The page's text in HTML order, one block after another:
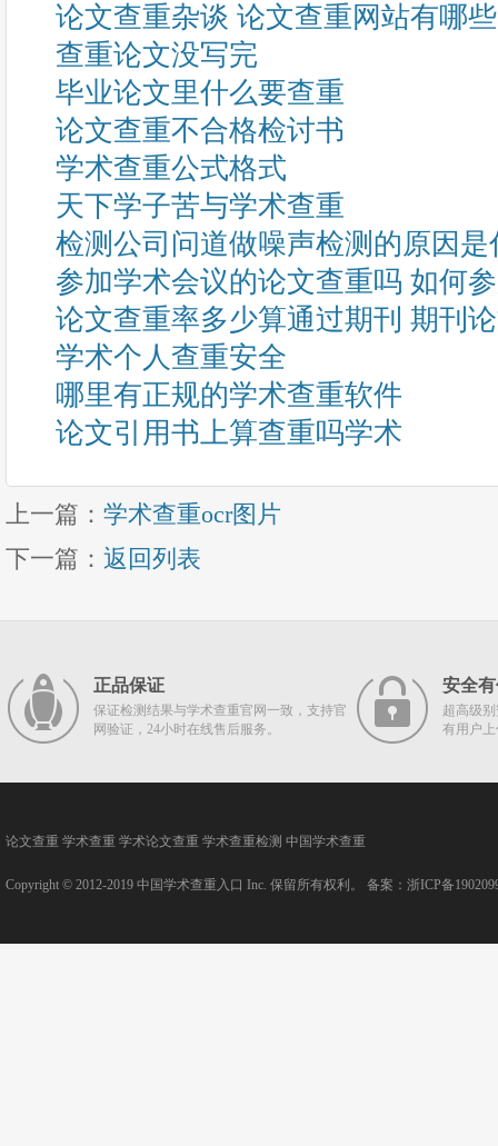
论文查重杂谈 论文查重网站有哪
查重论文没写完
毕业论文里什么要查重
论文查重不合格检讨书
学术查重公式格式
天下学子苦与学术查重
检测公司问道做噪声检测的原因是
参加学术会议的论文查重吗 如何
论文查重率多少算通过期刊 期刊
学术个人查重安全
哪里有正规的学术查重软件
论文引用书上算查重吗学术
上一篇： 学术查重ocr图片
下一篇： 返回列表
正品保证
保证检测结果与学术查重官网一致，支持官
网验证，24小时在线售后服务。
安全
超高级
有用户
论文查重 学术查重 学术论文查重 学术查重检测 中国学术查重
Copyright © 2012-2019 中国学术查重入口 Inc. 保留所有权利。 备案： 浙ICP备